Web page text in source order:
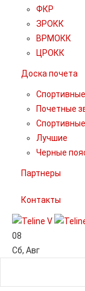
ФКР
ЗРОКК
ВРМОКК
ЦРОКК
Доска почета
Почетные
Лучшие
Черные
Партнеры
Контакты
08
Сб, Авг